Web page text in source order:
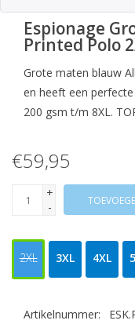
Espionage
Printed Polo
Grote maten blauw
en heeft een
200 gsm t/m 8XL.
€59,95
+
-
2XL 3XL 4XL
Artikelnummer: